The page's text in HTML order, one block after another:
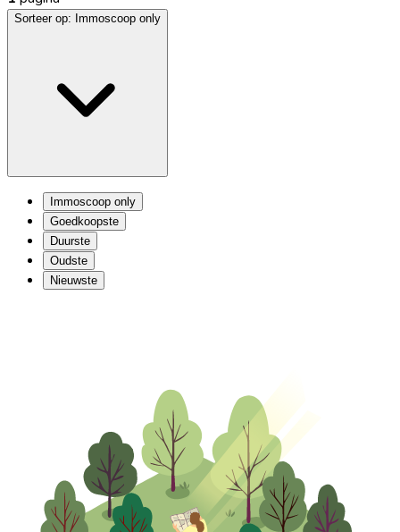
Sorteer op: Immoscoop only
Immoscoop only
Goedkoopste
Duurste
Oudste
Nieuwste